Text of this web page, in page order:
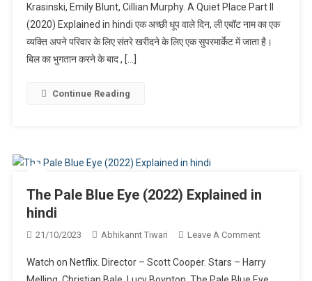
Place
Part
II
Krasinski, Emily Blunt, Cillian Murphy. A Quiet Place Part II
(2020) Explained in hindi एक अच्छी धूप वाले दिन, ली एबॉट नाम का एक
व्यक्ति अपने परिवार के लिए संतरे खरीदने के लिए एक सुपरमार्केट में जाता है।
बिल का भुगतान करने के बाद , […]
Continue Reading
The Pale Blue Eye (2022) Explained in
hindi
21/10/2023 Abhikannt Tiwari Leave A CommentOn
Pale
Watch on Netflix. Director – Scott Cooper. Stars – Harry